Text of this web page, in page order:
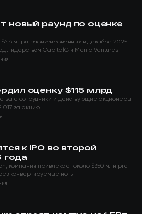
новый раунд по оценке
млрд, зафиксированных в декабре 2025
лидерством CapitalG и Menlo Ventures
оценку $115 млрд
sale сотрудники и действующие акционеры
017 за акцию
к IPO во второй
года
компания привлекает около $350 млн pre-
конвертируемые ноты